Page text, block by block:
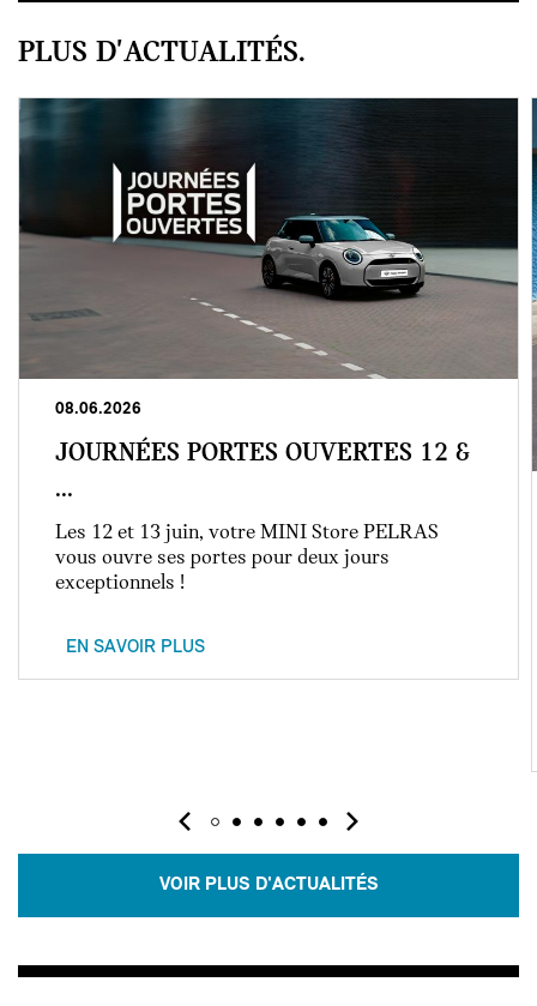
PLUS D'ACTUALITÉS.
08.06.2026
JOURNÉES PORTES OUVERTES 12 &
...
Les 12 et 13 juin, votre MINI Store PELRAS
vous ouvre ses portes pour deux jours
exceptionnels !
EN SAVOIR PLUS
VOIR PLUS D'ACTUALITÉS